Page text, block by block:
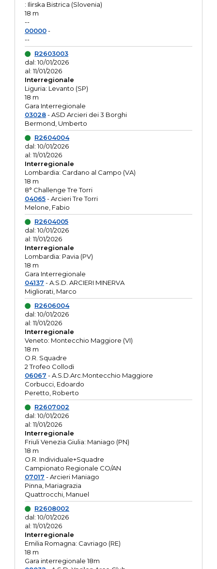
: Ilirska Bistrica (Slovenia)
18 m
--
00000-
--
R2603003
dal: 10/01/2026
al: 11/01/2026
Interregionale
Liguria: Levanto (SP)
18 m
Gara Interregionale
03028- ASD Arcieri dei 3 Borghi
Bermond, Umberto
R2604004
dal: 10/01/2026
al: 11/01/2026
Interregionale
Lombardia: Cardano al Campo (VA)
18 m
8° Challenge Tre Torri
04065- Arcieri Tre Torri
Melone, Fabio
R2604005
dal: 10/01/2026
al: 11/01/2026
Interregionale
Lombardia: Pavia (PV)
18 m
Gara Interregionale
04137 - A.S.D. ARCIERI MINERVA
Migliorati, Marco
R2606004
dal: 10/01/2026
al: 11/01/2026
Interregionale
Veneto: Montecchio Maggiore (VI)
18 m
O.R. Squadre
2 Trofeo Collodi
06067 - A.S.D.Arc.Montecchio Maggiore
Corbucci, Edoardo
Peretto, Roberto
R2607002
dal: 10/01/2026
al: 11/01/2026
Interregionale
Friuli Venezia Giulia: Maniago (PN)
18 m
O.R. Individuale+Squadre
Campionato Regionale CO/AN
07017 - Arcieri Maniago
Pinna, Mariagrazia
Quattrocchi, Manuel
R2608002
dal: 10/01/2026
al: 11/01/2026
Interregionale
Emilia Romagna: Cavriago (RE)
18 m
Gara interregionale 18m